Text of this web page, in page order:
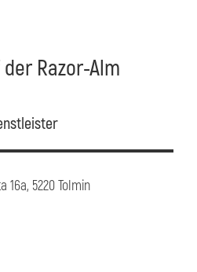
Razor-Alm
16a, 5220 Tolmin